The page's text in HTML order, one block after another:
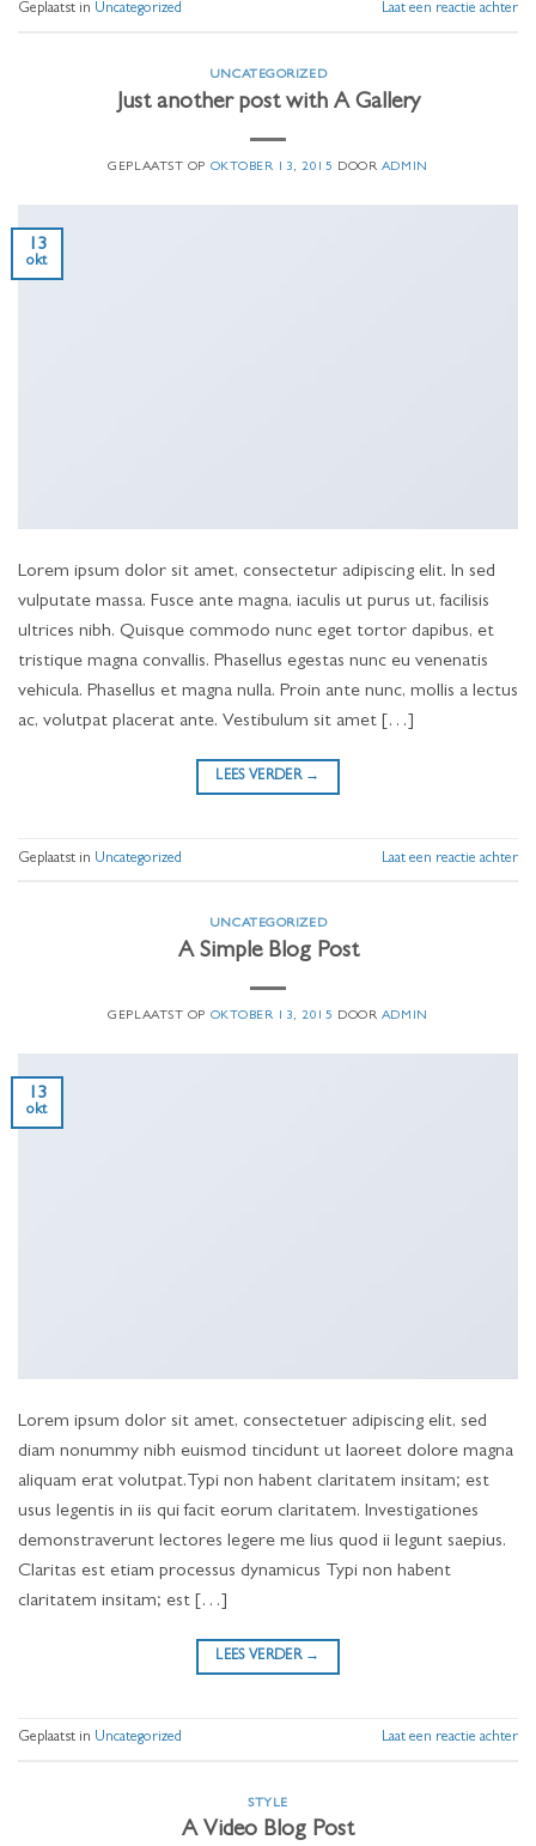
Geplaatst in Uncategorized Laat een reactie achter
UNCATEGORIZED
Just another post with A Gallery
GEPLAATST OP OKTOBER 13, 2015 DOOR ADMIN
13
okt
Lorem ipsum dolor sit amet, consectetur adipiscing elit. In sed
vulputate massa. Fusce ante magna, iaculis ut purus ut, facilisis
ultrices nibh. Quisque commodo nunc eget tortor dapibus, et
tristique magna convallis. Phasellus egestas nunc eu venenatis
vehicula. Phasellus et magna nulla. Proin ante nunc, mollis a lectus
ac, volutpat placerat ante. Vestibulum sit amet […]
LEES VERDER →
Geplaatst in Uncategorized Laat een reactie achter
UNCATEGORIZED
A Simple Blog Post
GEPLAATST OP OKTOBER 13, 2015 DOOR ADMIN
13
okt
Lorem ipsum dolor sit amet, consectetuer adipiscing elit, sed
diam nonummy nibh euismod tincidunt ut laoreet dolore magna
aliquam erat volutpat.Typi non habent claritatem insitam; est
usus legentis in iis qui facit eorum claritatem. Investigationes
demonstraverunt lectores legere me lius quod ii legunt saepius.
Claritas est etiam processus dynamicus Typi non habent
claritatem insitam; est […]
LEES VERDER →
Geplaatst in Uncategorized Laat een reactie achter
STYLE
A Video Blog Post